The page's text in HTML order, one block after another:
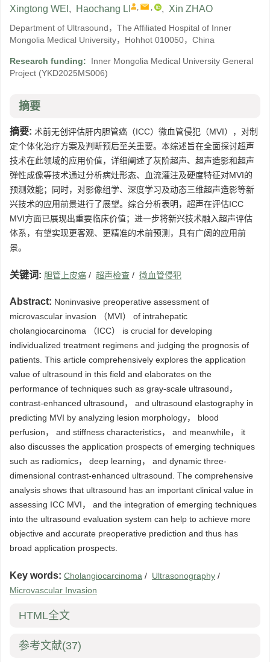
Xingtong WEI , Haochang LI , , , Xin ZHAO
Department of Ultrasound，The Affiliated Hospital of Inner
Mongolia Medical University，Hohhot 010050，China
Research funding:
Inner Mongolia Medical University General
Project (YKD2025MS006)
摘要
摘要: 术前无创评估肝内胆管癌（ICC）微血管侵犯（MVI），对制
定个体化治疗方案及判断预后至关重要。本综述旨在全面探讨超声
技术在此领域的应用价值，详细阐述了灰阶超声、超声造影和超声
弹性成像等技术通过分析病灶形态、血流灌注及硬度特征对MVI的
预测效能；同时，对影像组学、深度学习及动态三维超声造影等新
兴技术的应用前景进行了展望。综合分析表明，超声在评估ICC
MVI方面已展现出重要临床价值；进一步将新兴技术融入超声评估
体系，有望实现更客观、更精准的术前预测，具有广阔的应用前
景。
关键词: 胆管上皮癌 / 超声检查 / 微血管侵犯
Abstract: Noninvasive preoperative assessment of
microvascular invasion （MVI） of intrahepatic
cholangiocarcinoma （ICC） is crucial for developing
individualized treatment regimens and judging the prognosis of
patients. This article comprehensively explores the application
value of ultrasound in this field and elaborates on the
performance of techniques such as gray-scale ultrasound，
contrast-enhanced ultrasound， and ultrasound elastography in
predicting MVI by analyzing lesion morphology， blood
perfusion， and stiffness characteristics， and meanwhile， it
also discusses the application prospects of emerging techniques
such as radiomics， deep learning， and dynamic three-
dimensional contrast-enhanced ultrasound. The comprehensive
analysis shows that ultrasound has an important clinical value in
assessing ICC MVI， and the integration of emerging techniques
into the ultrasound evaluation system can help to achieve more
objective and accurate preoperative prediction and thus has
broad application prospects.
Key words: Cholangiocarcinoma / Ultrasonography /
Microvascular Invasion
HTML全文
参考文献(37)